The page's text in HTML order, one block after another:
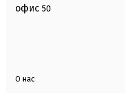
офис 50
О нас